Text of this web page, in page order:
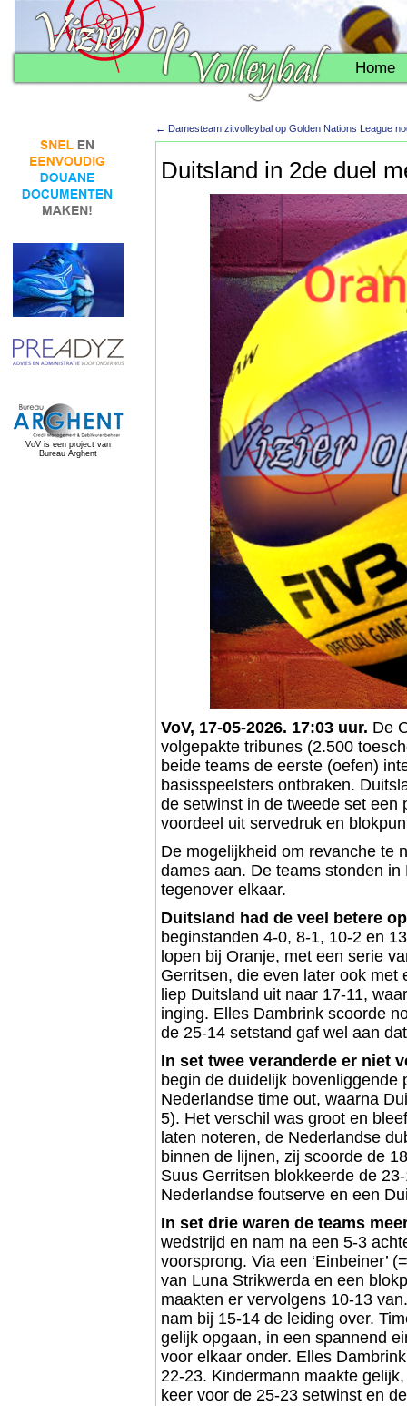
Home
VoV is een project van
Bureau Arghent
← Damesteam zitvolleybal op Golden Nations League
Duitsland in 2de duel
VoV, 17-05-2026. 17:03 uur. De
volgepakte tribunes (2.500
beide teams de eerste (oefen)
basisspeelsters ontbraken.
de setwinst in de tweede set een
voordeel uit servedruk en
De mogelijkheid om revanche te
dames aan. De teams stonden
tegenover elkaar.
Duitsland had de veel betere
beginstanden 4-0, 8-1, 10-2 en
lopen bij Oranje, met een serie
Gerritsen, die even later ook
liep Duitsland uit naar 17-11,
inging. Elles Dambrink scoorde
de 25-14 setstand gaf wel aan
In set twee veranderde er niet
begin de duidelijk
Nederlandse time out, waarna
5). Het verschil was groot en
laten noteren, de Nederlandse
binnen de lijnen, zij scoorde de
Suus Gerritsen blokkeerde de
Nederlandse foutserve en een
In set drie waren de teams
wedstrijd en nam na een 5-3
voorsprong. Via een ‘Einbeiner’
van Luna Strikwerda en een
maakten er vervolgens 10-13
nam bij 15-14 de leiding over.
gelijk opgaan, in een spannend
voor elkaar onder. Elles
22-23. Kindermann maakte
keer voor de 25-23 setwinst en